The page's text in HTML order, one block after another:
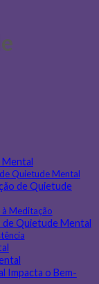
Mental
Quietude Mental
de Quietude
Meditação
de Quietude Mental
Impacta o Bem-